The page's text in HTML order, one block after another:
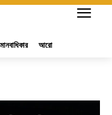
মানবাধিকার আরো